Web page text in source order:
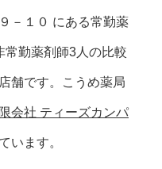
－１０ にある常勤薬
常勤薬剤師3人の比較
舗です。こうめ薬局
会社 ティーズカンパ
います。